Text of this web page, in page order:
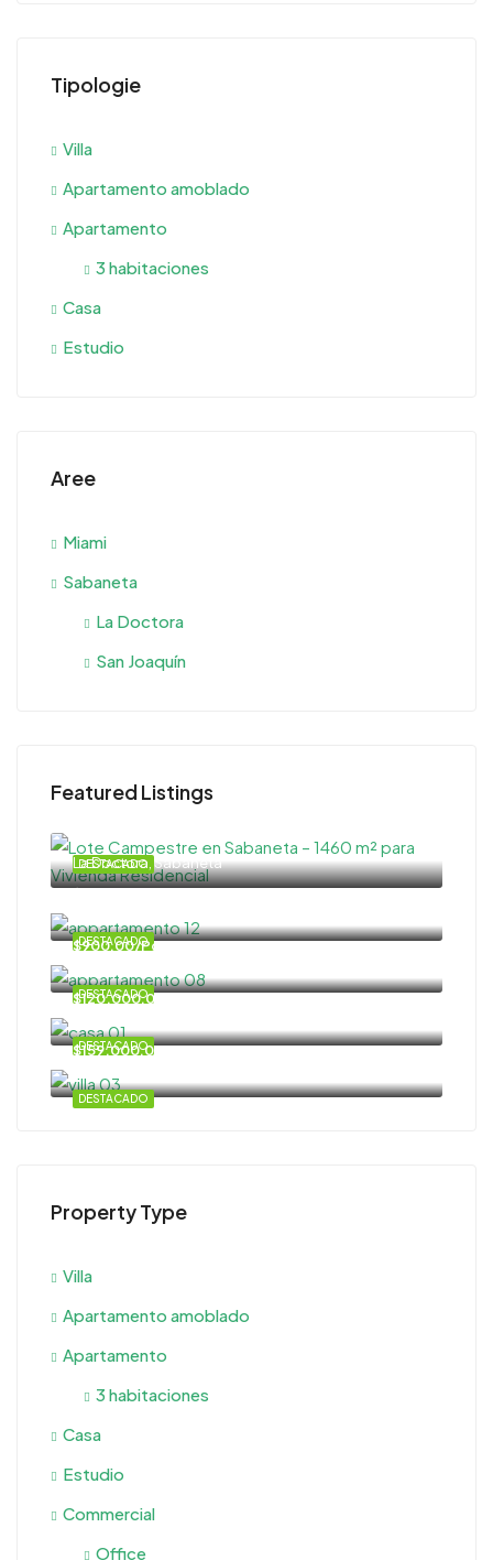
Tipologie
Villa
Apartamento amoblado
Apartamento
3 habitaciones
Casa
Estudio
Aree
Miami
Sabaneta
La Doctora
San Joaquín
Featured Listings
DESTACADO
La Doctora, Sabaneta
DESTACADO
$540.000,00
DESTACADO
$900,00/Por mes
DESTACADO
$120.000,00
DESTACADO
$159.000,00
Property Type
Villa
Apartamento amoblado
Apartamento
3 habitaciones
Casa
Estudio
Commercial
Office